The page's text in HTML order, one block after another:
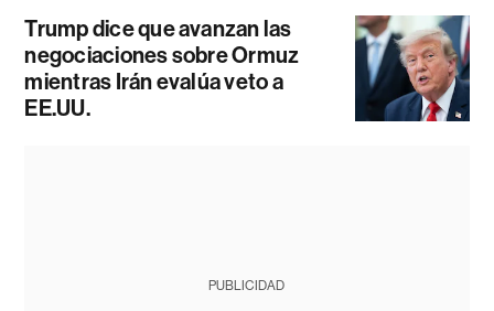
Trump dice que avanzan las
negociaciones sobre Ormuz
mientras Irán evalúa veto a
EE.UU.
PUBLICIDAD